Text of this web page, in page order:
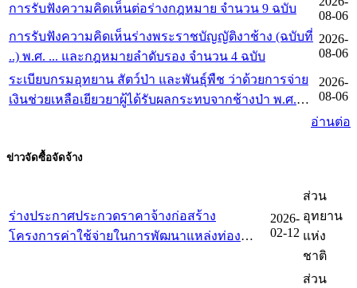
เกณฑ์การจัดการทำร่างกฎหมายและการประเมินผล
สัมฤทธิ์ของกฎหมาย พ.ศ. 2562
การรับฟังความคิดเห็นต่อร่างกฎหมาย จำนวน 9 ฉบับ
08-06
การรับฟังความคิดเห็นร่างพระราชบัญญัติงาช้าง (ฉบับที่
..) พ.ศ. ... และกฎหมายลำดับรอง จำนวน 4 ฉบับ
2026-
08-06
ระเบียบกรมอุทยาน สัตว์ป่า และพันธุ์พืช ว่าด้วยการจ่าย
เงินช่วยเหลือเยียวยาผู้ได้รับผลกระทบจากช้างป่า พ.ศ.
2026-
08-06
อ่านต่อ
ข่าวจัดซื้อจัดจ้าง
ร่างประกาศประกวดราคาจ้างก่อสร้าง
โครงการค่าใช้จ่ายในการพัฒนาแหล่งท่อง
2026-
02-12
ส่วน
อุทยาน
แห่ง
ชาติ
ส่วน